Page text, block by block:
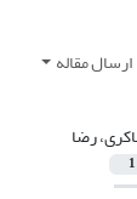
ارسال مقاله
رضا
1